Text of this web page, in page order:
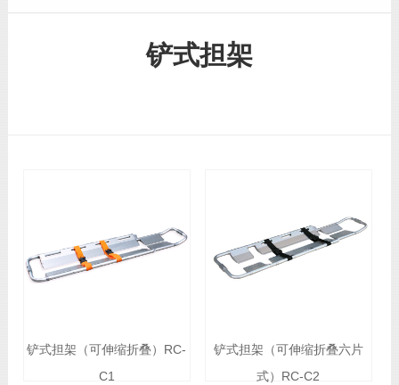
铲式担架
铲式担架（可伸缩折叠）RC-
C1
铲式担架（可伸缩折叠六片
式）RC-C2